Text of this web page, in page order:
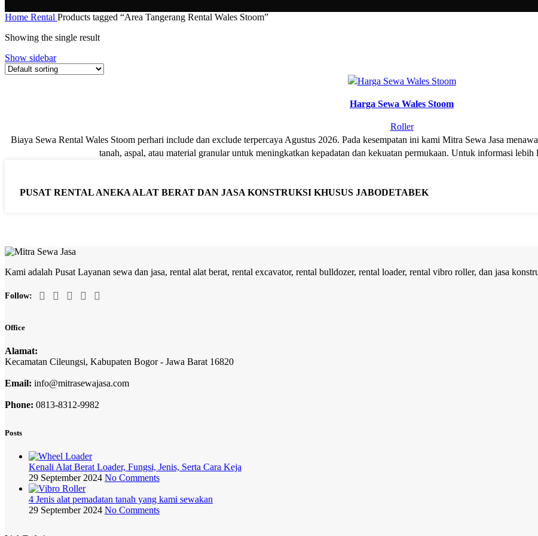
Home Rental Products tagged “Area Tangerang Rental Wales Stoom”
Showing the single result
Show sidebar
Harga Sewa Wales Stoom
Roller
Biaya Sewa Rental Wales Stoom perhari include dan exclude terpercaya Agustus 2026. Pada kesempatan ini kami Mitra Sewa Jasa
tanah, aspal, atau material granular untuk meningkatkan kepadatan dan kekuatan permukaan. Untuk informasi
PUSAT RENTAL ANEKA ALAT BERAT DAN JASA KONSTRUKSI KHUSUS JABODETABEK
Kami adalah Pusat Layanan sewa dan jasa, rental alat berat, rental excavator, rental bulldozer, rental loader, rental vibro roller, dan jasa
Follow:
Office
Alamat:
Kecamatan Cileungsi, Kabupaten Bogor - Jawa Barat 16820
Email: info@mitrasewajasa.com
Phone: 0813-8312-9982
Posts
Kenali Alat Berat Loader, Fungsi, Jenis, Serta Cara Keja
29 September 2024 No Comments
4 Jenis alat pemadatan tanah yang kami sewakan
29 September 2024 No Comments